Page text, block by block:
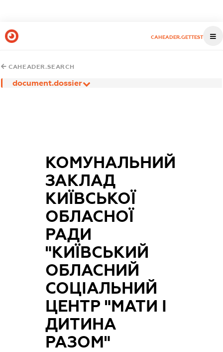
CAHEADER.GETTEST
CAHEADER.SEARCH
document.dossier
КОМУНАЛЬНИЙ
ЗАКЛАД
КИЇВСЬКОЇ
ОБЛАСНОЇ
РАДИ
"КИЇВСЬКИЙ
ОБЛАСНИЙ
СОЦІАЛЬНИЙ
ЦЕНТР "МАТИ І
ДИТИНА
РАЗОМ"